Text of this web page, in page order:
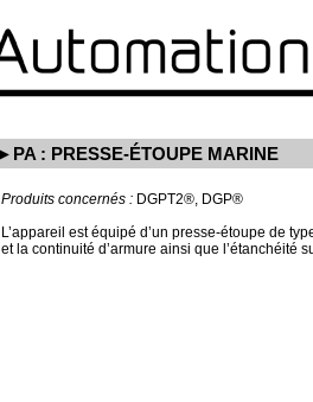
PA : PRESSE-ÉTOUPE MARINE
Produits concernés : DGPT2®, DGP®
L’appareil est équipé d’un presse-étoupe de
et la continuité d’armure ainsi que l’étanchéité